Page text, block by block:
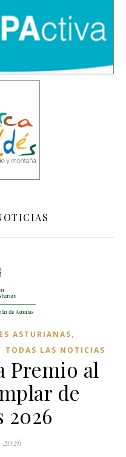
ASTURIANAS,
TODAS LAS NOTICIAS
Premio al
de
2026